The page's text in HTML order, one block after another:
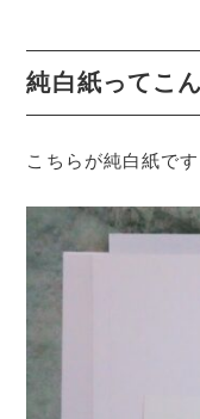
純白紙ってこ
こちらが純白紙で